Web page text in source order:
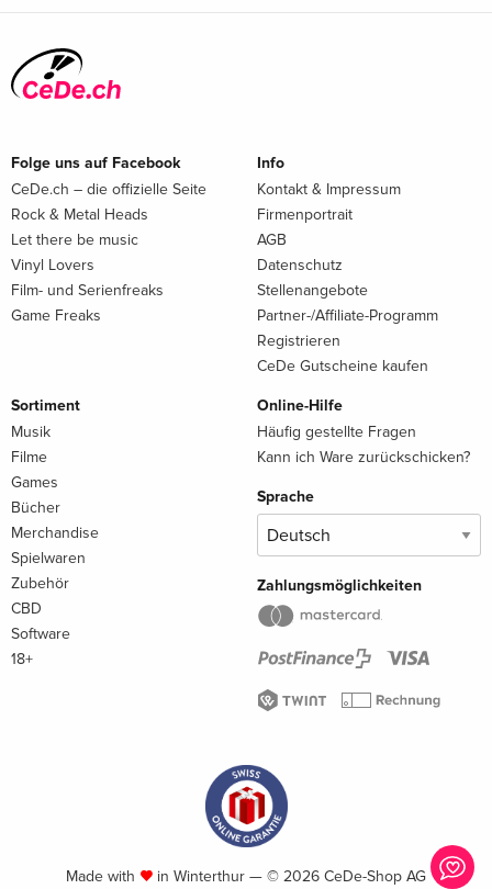
Folge uns auf Facebook
CeDe.ch – die offizielle Seite
Rock & Metal Heads
Let there be music
Vinyl Lovers
Film- und Serienfreaks
Game Freaks
Info
Kontakt & Impressum
Firmenportrait
AGB
Datenschutz
Stellenangebote
Partner-/Affiliate-Programm
Registrieren
CeDe Gutscheine kaufen
Sortiment
Musik
Filme
Games
Bücher
Merchandise
Spielwaren
Zubehör
CBD
Software
18+
Online-Hilfe
Häufig gestellte Fragen
Kann ich Ware zurückschicken?
Sprache
Zahlungsmöglichkeiten
Made with in Winterthur — © 2026 CeDe-Shop AG